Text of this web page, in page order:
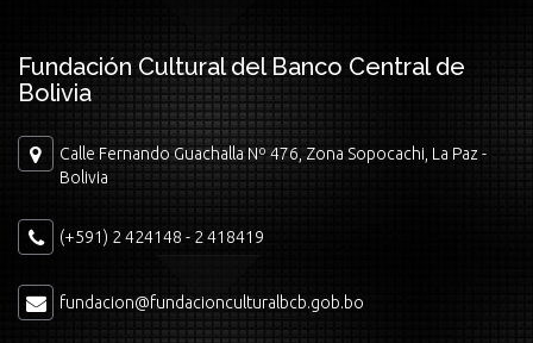
Fundación Cultural del Banco Central de
Bolivia
Calle Fernando Guachalla Nº 476, Zona Sopocachi, La Paz -
Bolivia
(+591) 2 424148 - 2 418419
fundacion@fundacionculturalbcb.gob.bo